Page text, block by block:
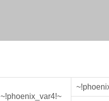
~!phoenix_var4!~